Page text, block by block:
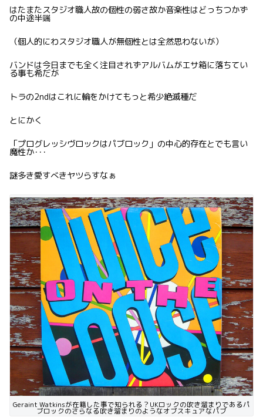
はたまたスタジオ職人故の個性の弱さ故か音楽性はどっちつかず
の中途半端
（個人的にわスタジオ職人が無個性とは全然思わないが）
バンドは今日までも全く注目されずアルバムがエサ箱に落ちてい
る事も希だが
トラの2ndはこれに輪をかけてもっと希少絶滅種だ
とにかく
「プログレッシヴロックはパブロック」の中心的存在とでも言い
魔性か･･･
謎多き愛すべきヤツらすなぁ
Geraint Watkinsが在籍した事で知られる？UKロックの吹き溜まりであるパ
ブロックのさらなる吹き溜まりのようなオブスキュアなパブ